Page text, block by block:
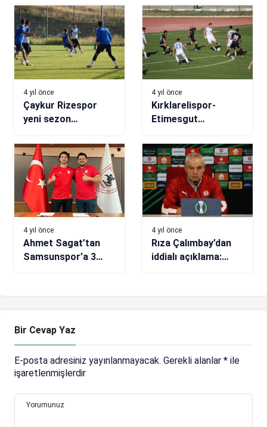
misafir
4 yıl önce
Çaykur Rizespor
yeni sezon
sürdürüyor
4 yıl önce
Kırklarelispor-
Etimesgut
sonucu: 3-1
4 yıl önce
Ahmet Sagat’tan
Samsunspor’a 3
4 yıl önce
Rıza Çalımbay’dan
iddialı açıklama:
Bir Cevap Yaz
E-posta adresiniz yayınlanmayacak. Gerekli alanlar * ile
işaretlenmişlerdir
Yorumunuz